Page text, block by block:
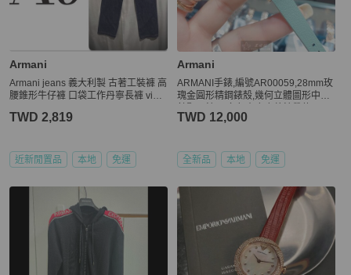
Armani
Armani jeans 義大利製 古著工裝褲 高
腰錐形牛仔褲 口袋工作丹寧長褲 vinta
TWD 2,819
近新閒置品 本地 免運
Armani
ARMANI手錶,編號AR00059,28mm玫
瑰金圓形精鋼錶殼,幾何立體圖形中二
TWD 12,000
全新品 本地 免運